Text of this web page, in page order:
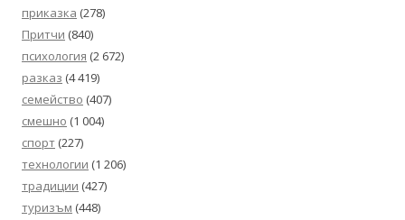
приказка (278)
Притчи (840)
психология (2 672)
разказ (4 419)
семейство (407)
смешно (1 004)
спорт (227)
технологии (1 206)
традиции (427)
туризъм (448)